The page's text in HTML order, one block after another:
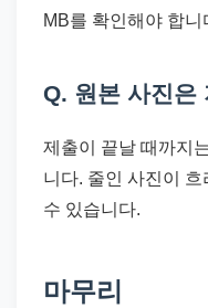
MB를 확인해야 합니
Q. 원본 사진은
제출이 끝날 때까지
니다. 줄인 사진이
수 있습니다.
마무리